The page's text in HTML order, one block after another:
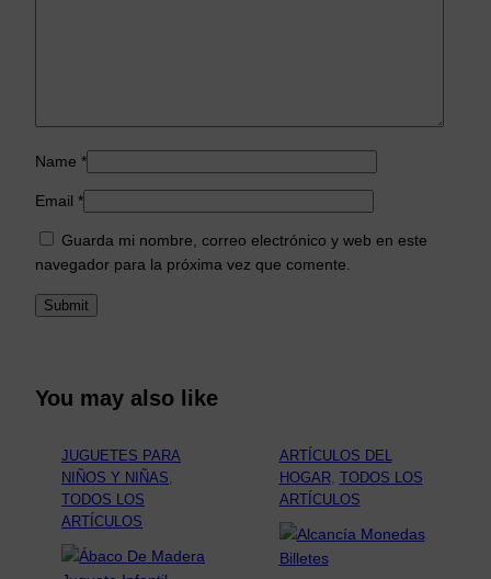
Name *
Email *
Guarda mi nombre, correo electrónico y web en este
navegador para la próxima vez que comente.
You may also like
JUGUETES PARA
NIÑOS Y NIÑAS
TODOS LOS
ARTÍCULOS
ARTÍCULOS DEL
HOGAR, TODOS LOS
ARTÍCULOS